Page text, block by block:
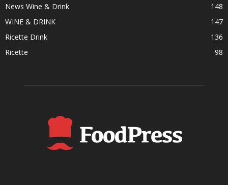
News Wine & Drink
148
WINE & DRINK
147
Ricette Drink
136
Ricette
98